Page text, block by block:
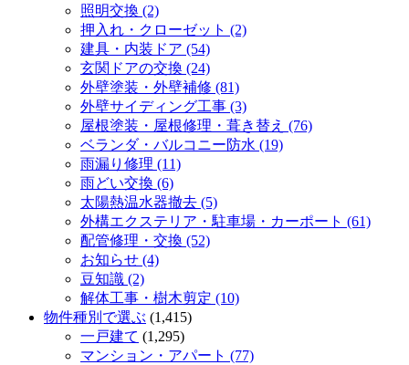
照明交換 (2)
押入れ・クローゼット (2)
建具・内装ドア (54)
玄関ドアの交換 (24)
外壁塗装・外壁補修 (81)
外壁サイディング工事 (3)
屋根塗装・屋根修理・葺き替え (76)
ベランダ・バルコニー防水 (19)
雨漏り修理 (11)
雨どい交換 (6)
太陽熱温水器撤去 (5)
外構エクステリア・駐車場・カーポート (61)
配管修理・交換 (52)
お知らせ (4)
豆知識 (2)
解体工事・樹木剪定 (10)
物件種別で選ぶ (1,415)
一戸建て (1,295)
マンション・アパート (77)